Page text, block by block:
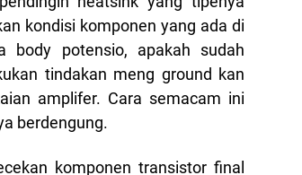
kondisi komponen yang ada di
body potensio, apakah sudah
tindakan meng ground kan
amplifer. Cara semacam ini
berdengung.
komponen transistor final